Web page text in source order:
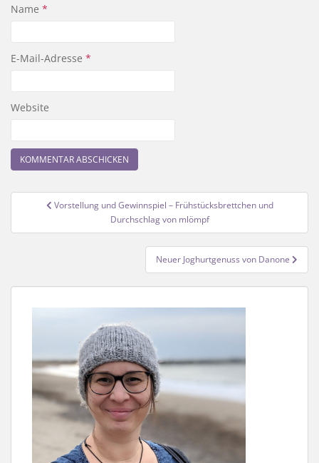
Name *
E-Mail-Adresse *
Website
Beitragsnavigation
Vorstellung und Gewinnspiel – Frühstücksbrettchen und
Durchschlag von mlömpf
Neuer Joghurtgenuss von Danone